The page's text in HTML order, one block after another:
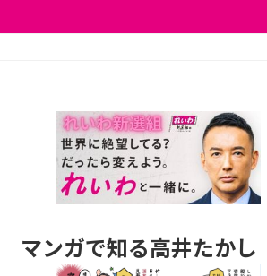
マンガで知る高井たかし